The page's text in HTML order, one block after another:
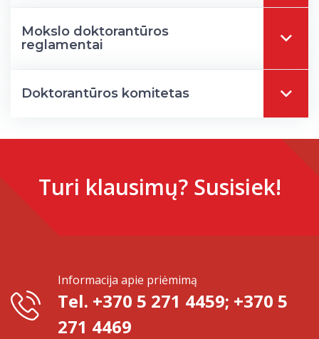
Mokslo doktorantūros
reglamentai
Doktorantūros komitetas
Turi klausimų? Susisiek!
Informacija apie priėmimą
Tel. +370 5 271 4459; +370 5
271 4469